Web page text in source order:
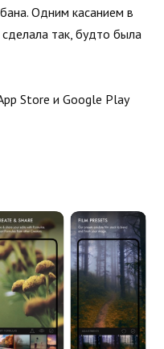
Одним касанием в
так, будто была
Store и Google Play